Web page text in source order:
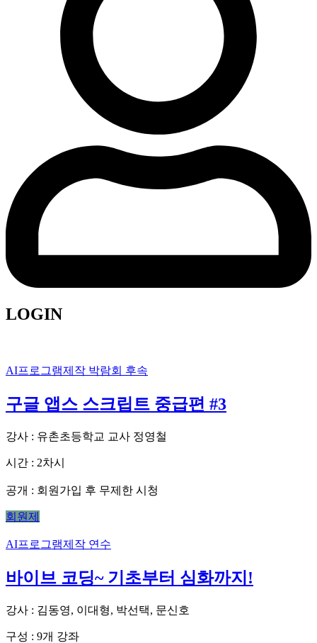
LOGIN
AI프로그램제작 박람회 후속
구글 앱스 스크립트 중급편 #3
강사 : 유촌초등학교 교사 정영철
시간 : 2차시
공개 : 회원가입 후 무제한 시청
회원제
AI프로그램제작 연수
바이브 코딩~ 기초부터 심화까지!
강사 : 김동영, 이대형, 박선택, 문신호
구성 : 9개 강좌